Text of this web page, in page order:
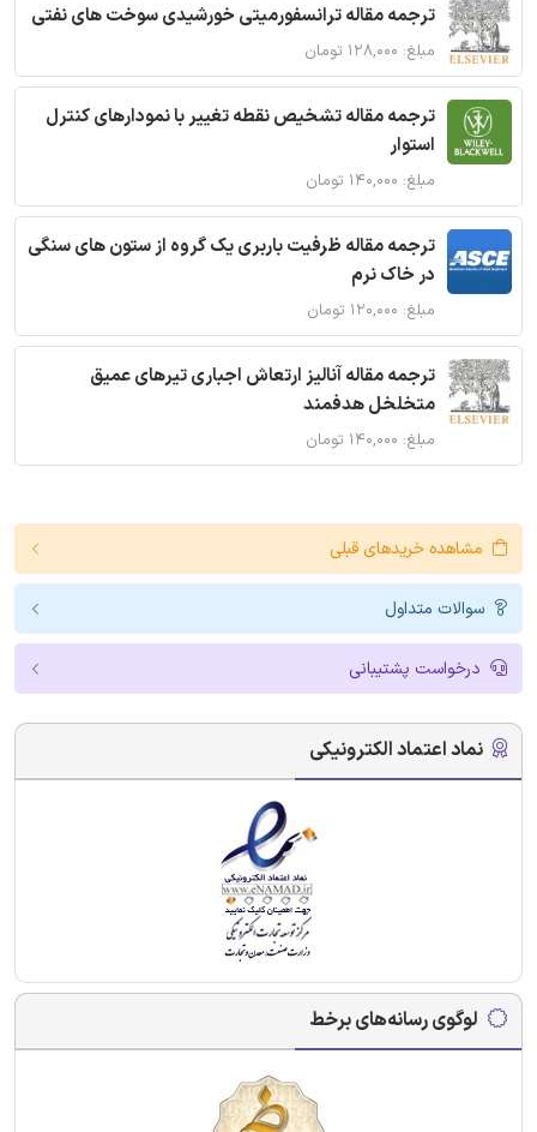
ترجمه مقاله ترانسفورمیتی خورشیدی سوخت های نفتی
مبلغ: ۱۲۸,۰۰۰ تومان
ترجمه مقاله تشخیص نقطه تغییر با نمودارهای کنترل
استوار
مبلغ: ۱۴۰,۰۰۰ تومان
ترجمه مقاله ظرفیت باربری یک گروه از ستون های سنگی
در خاک نرم
مبلغ: ۱۲۰,۰۰۰ تومان
ترجمه مقاله آنالیز ارتعاش اجباری تیرهای عمیق
متخلخل هدفمند
مبلغ: ۱۴۰,۰۰۰ تومان
مشاهده خریدهای قبلی
سوالات متداول
درخواست پشتیبانی
نماد اعتماد الکترونیکی
لوگوی رسانه‌های برخط